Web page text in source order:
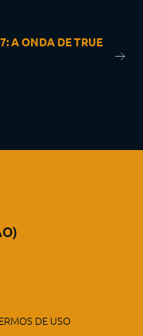
A ONDA DE TRUE
DE USO